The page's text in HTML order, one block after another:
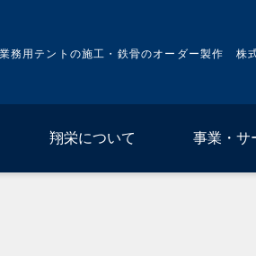
務用テントの施工・鉄骨のオーダー製作 株
翔栄について 事業・サ